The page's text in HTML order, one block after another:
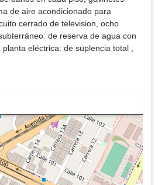
de aire acondicionado para
cerrado de television, ocho
de reserva de agua con
eléctrica: de suplencia total ,